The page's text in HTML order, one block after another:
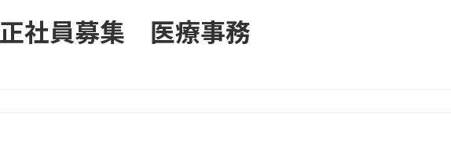
正社員募集 医療事務